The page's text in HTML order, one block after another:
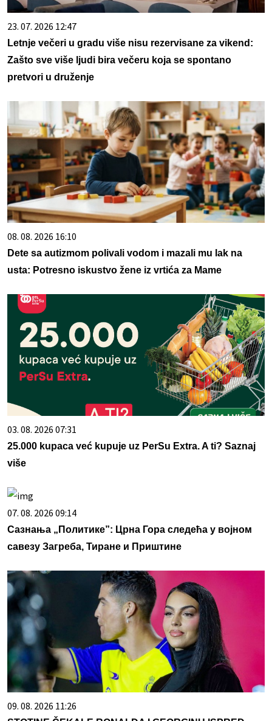
23. 07. 2026 12:47
Letnje večeri u gradu više nisu rezervisane za vikend:
Zašto sve više ljudi bira večeru koja se spontano
pretvori u druženje
08. 08. 2026 16:10
Dete sa autizmom polivali vodom i mazali mu lak na
usta: Potresno iskustvo žene iz vrtića za Mame
03. 08. 2026 07:31
25.000 kupaca već kupuje uz PerSu Extra. A ti? Saznaj
više
07. 08. 2026 09:14
Сазнања „Политике”: Црна Гора следећа у војном
савезу Загреба, Тиране и Приштине
09. 08. 2026 11:26